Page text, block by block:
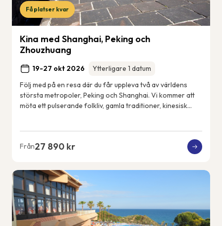
Få platser kvar
Kina med Shanghai, Peking och
Zhouzhuang
19-27 okt 2026
Ytterligare 1 datum
Följ med på en resa där du får uppleva två av världens
största metropoler, Peking och Shanghai. Vi kommer att
möta ett pulserande folkliv, gamla traditioner, kinesisk
Från27 890 kr